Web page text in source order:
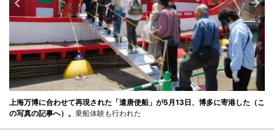
上海万博に合わせて再現された「遣唐使船」が5月13日、博多に寄港した（こ
の写真の記事へ）。 乗船体験も行われた